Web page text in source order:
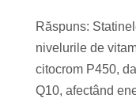
Răspuns:
nivelurile de
citocrom P450,
Q10, afectând